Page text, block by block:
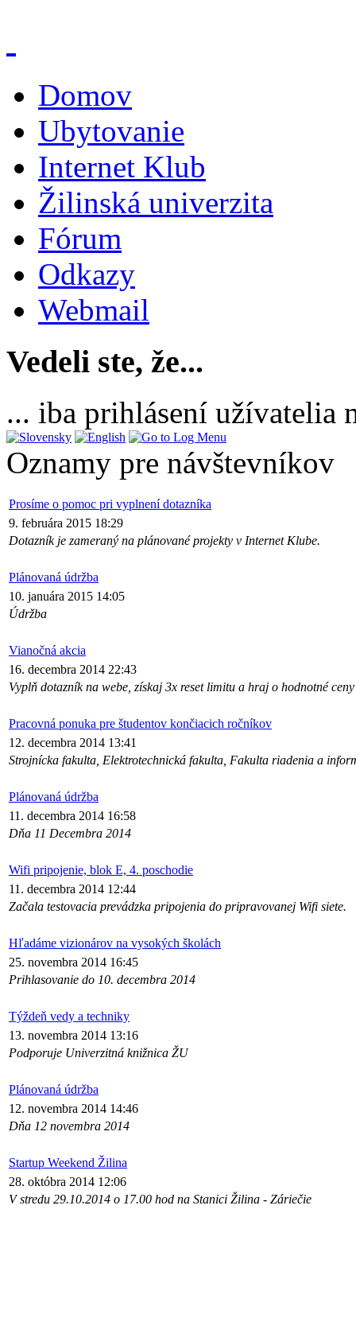
Domov
Ubytovanie
Internet Klub
Žilinská univerzita
Fórum
Odkazy
Webmail
Vedeli ste, že...
... iba prihlásení užívatelia
Oznamy pre návštevníkov
Prosíme o pomoc pri vyplnení dotazníka
9. februára 2015 18:29
Dotazník je zameraný na plánované projekty v Internet Klube.
Plánovaná údržba
10. januára 2015 14:05
Údržba
Vianočná akcia
16. decembra 2014 22:43
Vyplň dotazník na webe, získaj 3x reset limitu a hraj o hodnotné
Pracovná ponuka pre študentov končiacich ročníkov
12. decembra 2014 13:41
Strojnícka fakulta, Elektrotechnická fakulta, Fakulta riadenia a
Plánovaná údržba
11. decembra 2014 16:58
Dňa 11 Decembra 2014
Wifi pripojenie, blok E, 4. poschodie
11. decembra 2014 12:44
Začala testovacia prevádzka pripojenia do pripravovanej Wifi siete.
Hľadáme vizionárov na vysokých školách
25. novembra 2014 16:45
Prihlasovanie do 10. decembra 2014
Týždeň vedy a techniky
13. novembra 2014 13:16
Podporuje Univerzitná knižnica ŽU
Plánovaná údržba
12. novembra 2014 14:46
Dňa 12 novembra 2014
Startup Weekend Žilina
28. októbra 2014 12:06
V stredu 29.10.2014 o 17.00 hod na Stanici Žilina - Záriečie